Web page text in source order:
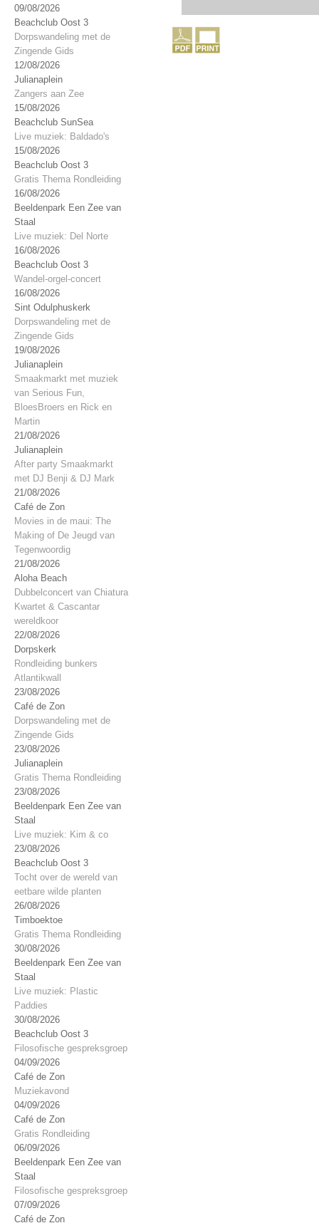
09/08/2026
Beachclub Oost 3
Dorpswandeling met de
Zingende Gids
12/08/2026
Julianaplein
Zangers aan Zee
15/08/2026
Beachclub SunSea
Live muziek: Baldado's
15/08/2026
Beachclub Oost 3
Gratis Thema Rondleiding
16/08/2026
Beeldenpark Een Zee van
Staal
Live muziek: Del Norte
16/08/2026
Beachclub Oost 3
Wandel-orgel-concert
16/08/2026
Sint Odulphuskerk
Dorpswandeling met de
Zingende Gids
19/08/2026
Julianaplein
Smaakmarkt met muziek
van Serious Fun,
BloesBroers en Rick en
Martin
21/08/2026
Julianaplein
After party Smaakmarkt
met DJ Benji & DJ Mark
21/08/2026
Café de Zon
Movies in de maui: The
Making of De Jeugd van
Tegenwoordig
21/08/2026
Aloha Beach
Dubbelconcert van Chiatura
Kwartet & Cascantar
wereldkoor
22/08/2026
Dorpskerk
Rondleiding bunkers
Atlantikwall
23/08/2026
Café de Zon
Dorpswandeling met de
Zingende Gids
23/08/2026
Julianaplein
Gratis Thema Rondleiding
23/08/2026
Beeldenpark Een Zee van
Staal
Live muziek: Kim & co
23/08/2026
Beachclub Oost 3
Tocht over de wereld van
eetbare wilde planten
26/08/2026
Timboektoe
Gratis Thema Rondleiding
30/08/2026
Beeldenpark Een Zee van
Staal
Live muziek: Plastic
Paddies
30/08/2026
Beachclub Oost 3
Filosofische gespreksgroep
04/09/2026
Café de Zon
Muziekavond
04/09/2026
Café de Zon
Gratis Rondleiding
06/09/2026
Beeldenpark Een Zee van
Staal
Filosofische gespreksgroep
07/09/2026
Café de Zon